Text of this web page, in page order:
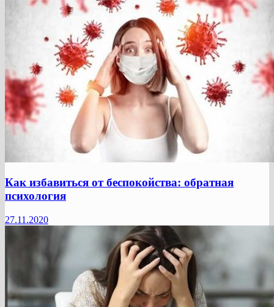
Как избавиться от беспокойства: обратная
психология
27.11.2020